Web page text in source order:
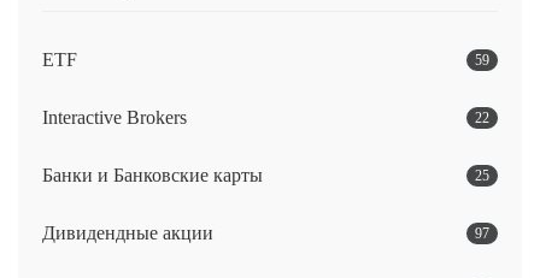
ETF 59
Interactive Brokers 22
Банки и Банковские карты 25
Дивидендные акции 97